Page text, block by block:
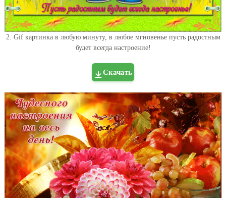
2. Gif картинка в любую минуту, в любое мгновенье пусть радостным
будет всегда настроение!
Скачать